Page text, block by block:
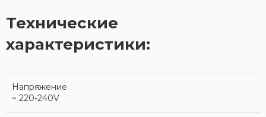
Технические
характеристики:
Напряжение
~ 220-240V